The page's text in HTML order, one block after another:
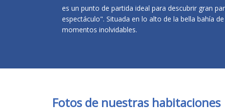
es un punto de partida ideal para descubrir gran
espectáculo". Situada en lo alto de la bella bahía
momentos inolvidables.
Fotos de nuestras habitaciones